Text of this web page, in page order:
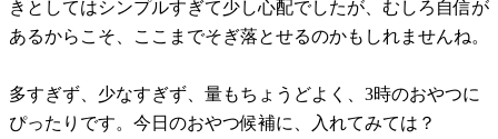
きとしてはシンプルすぎて少し心配でしたが、むしろ自信が
あるからこそ、ここまでそぎ落とせるのかもしれませんね。
多すぎず、少なすぎず、量もちょうどよく、3時のおやつに
ぴったりです。今日のおやつ候補に、入れてみては？